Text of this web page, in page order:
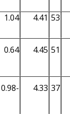
6.22
0.30
6.20
0.29
6.14
0.29